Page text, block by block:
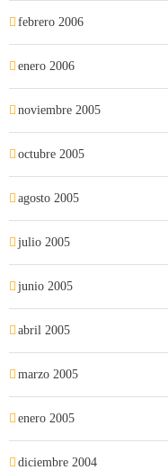
febrero 2006
enero 2006
noviembre 2005
octubre 2005
agosto 2005
julio 2005
junio 2005
abril 2005
marzo 2005
enero 2005
diciembre 2004